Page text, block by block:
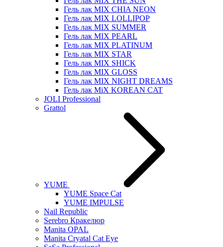
Гель лак MIX CHIA NEON
Гель лак MIX LOLLIPOP
Гель лак MIX SUMMER
Гель лак MIX PEARL
Гель лак MIX PLATINUM
Гель лак MIX STAR
Гель лак MIX SHICK
Гель лак MIX GLOSS
Гель лак MIX NIGHT DREAMS
Гель лак MiX KOREAN CAT
JOLI Professional
Grattol
YUME
YUME Space Cat
YUME IMPULSE
Nail Republic
Serebro Кракелюр
Manita OPAL
Manita Cryatal Cat Eye